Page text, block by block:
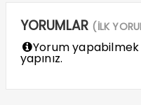
YORUMLAR (İLK
Yorum yapabilmek
yapınız.